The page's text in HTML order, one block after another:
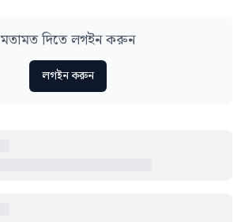
মতামত দিতে লগইন করুন
লগইন করুন